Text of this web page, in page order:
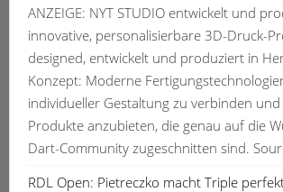
ANZEIGE: NYT STUDIO entwickelt und
innovative, personalisierbare 3D-Druck-
designed, entwickelt und produziert in
Konzept: Moderne
individueller Gestaltung zu verbinden
Produkte anzubieten, die genau auf die
Dart-Community zugeschnitten sind.
RDL Open: Pietreczko macht Triple